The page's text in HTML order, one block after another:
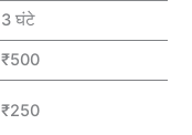
3 घंटे
₹500
₹250